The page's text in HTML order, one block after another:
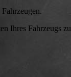
Ihres Fahrzeugs